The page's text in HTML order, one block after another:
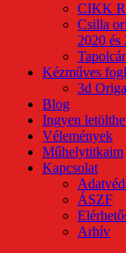
CIKK
Csilla
2020 és
Kézműves
3d
Blog
Ingyen
Vélemények
Műhelytitkaim
Kapcsolat
ÁSZF
Arhív